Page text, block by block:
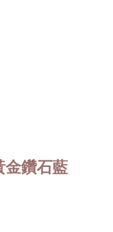
金鑽石藍